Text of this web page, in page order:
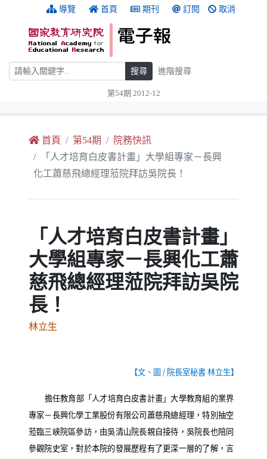
跳到主要內容 導覽 首頁 期刊 訂閱 取消
搜尋 搜尋 進階搜尋
第54期 2012-12
首頁 第54期
院務快訊
「人才培育白皮書計畫」大學組專家－長興
化工蕭慈飛總經理蒞院拜訪吳院長！
「人才培育白皮書計畫」
大學組專家－長興化工蕭
慈飛總經理蒞院拜訪吳院
長！
林立生
【文、圖/ 院長室秘書 林立生】
擔任教育部「人才培育白皮書計畫」大學教育組的業界
專家－長興化學工業股份有限公司蕭慈飛總經理，特別抽空
蒞臨三峽院區參訪，由吳清山院長親自接待，吳院長也陪同
參觀院史室，對於本院的發展歷程有了更深一層的了解，言